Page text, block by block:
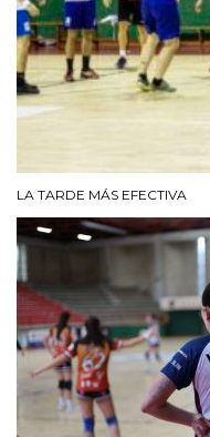
LA TARDE MÁS EFECTIVA